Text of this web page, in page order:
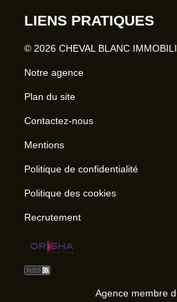
LIENS PRATIQUES
© 2026 CHEVAL BLANC
Notre agence
Plan du site
Contactez-nous
Mentions
Politique de confidentialité
Politique des cookies
Recrutement
Agence membre